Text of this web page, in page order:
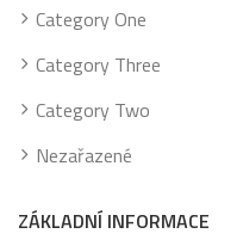
Category One
Category Three
Category Two
Nezařazené
ZÁKLADNÍ INFORMACE